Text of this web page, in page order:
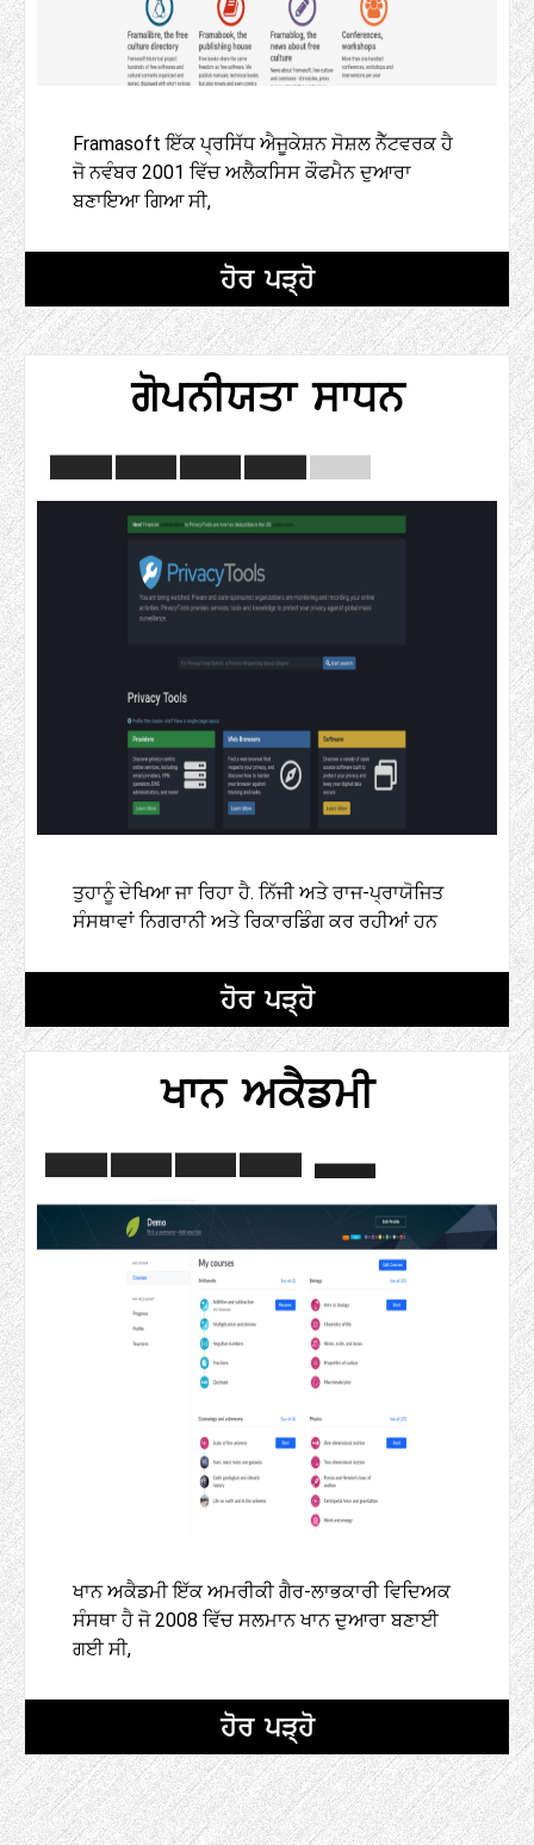
Framasoft ਇੱਕ ਪ੍ਰਸਿੱਧ ਐਜੂਕੇਸ਼ਨ ਸੋਸ਼ਲ ਨੈੱਟਵਰਕ ਹੈ
ਜੋ ਨਵੰਬਰ 2001 ਵਿੱਚ ਅਲੈਕਸਿਸ ਕੌਫਮੈਨ ਦੁਆਰਾ
ਬਣਾਇਆ ਗਿਆ ਸੀ,
ਹੋਰ ਪੜ੍ਹੋ
ਗੋਪਨੀਯਤਾ ਸਾਧਨ
ਤੁਹਾਨੂੰ ਦੇਖਿਆ ਜਾ ਰਿਹਾ ਹੈ. ਨਿੱਜੀ ਅਤੇ ਰਾਜ-ਪ੍ਰਾਯੋਜਿਤ
ਸੰਸਥਾਵਾਂ ਨਿਗਰਾਨੀ ਅਤੇ ਰਿਕਾਰਡਿੰਗ ਕਰ ਰਹੀਆਂ ਹਨ
ਹੋਰ ਪੜ੍ਹੋ
ਖਾਨ ਅਕੈਡਮੀ
ਖਾਨ ਅਕੈਡਮੀ ਇੱਕ ਅਮਰੀਕੀ ਗੈਰ-ਲਾਭਕਾਰੀ ਵਿਦਿਅਕ
ਸੰਸਥਾ ਹੈ ਜੋ 2008 ਵਿੱਚ ਸਲਮਾਨ ਖਾਨ ਦੁਆਰਾ ਬਣਾਈ
ਗਈ ਸੀ,
ਹੋਰ ਪੜ੍ਹੋ